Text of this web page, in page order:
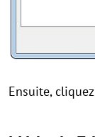
Ensuite,